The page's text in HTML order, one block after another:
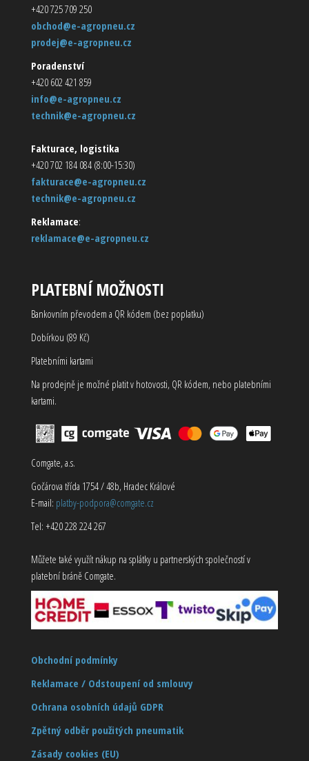
+420 725 709 250
obchod@e-agropneu.cz
prodej@e-agropneu.cz
Poradenství
+420 602 421 859
info@e-agropneu.cz
technik@e-agropneu.cz
Fakturace, logistika
+420 702 184 084 (8:00-15:30)
fakturace@e-agropneu.cz
technik@e-agropneu.cz
Reklamace:
reklamace@e-agropneu.cz
PLATEBNÍ MOŽNOSTI
Bankovním převodem a QR kódem (bez poplatku)
Dobírkou (89 Kč)
Platebními kartami
Na prodejně je možné platit v hotovosti, QR kódem, nebo platebními
kartami.
Comgate, a.s.
Gočárova třída 1754 / 48b, Hradec Králové
E-mail: platby-podpora@comgate.cz
Tel: +420 228 224 267
Můžete také využít nákup na splátky u partnerských společností v
platební bráně Comgate.
Obchodní podmínky
Reklamace / Odstoupení od smlouvy
Ochrana osobních údajů GDPR
Zpětný odběr použitých pneumatik
Zásady cookies (EU)